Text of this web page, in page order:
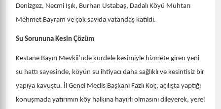
Denizgez, Necmi Işık, Burhan Ustabaş, Dadalı Köyü Muhtarı
Mehmet Bayram ve çok sayıda vatandaş katıldı.
Su Sorununa Kesin Çözüm
Kestane Bayırı Mevkii’nde kurdele kesimiyle hizmete giren yeni
su hattı sayesinde, köyün su ihtiyacı daha sağlıklı ve kesintisiz bir
yapıya kavuştu. İl Genel Meclis Başkanı Fazlı Koç, açılışta yaptığı
konuşmada yatırımın köy halkına hayırlı olmasını dileyerek, yerel